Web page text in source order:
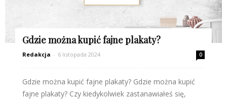
Gdzie można kupić fajne plakaty?
Redakcja - 6 listopada 2024 0
Gdzie można kupić fajne plakaty? Gdzie można kupić
fajne plakaty? Czy kiedykolwiek zastanawiałeś się,